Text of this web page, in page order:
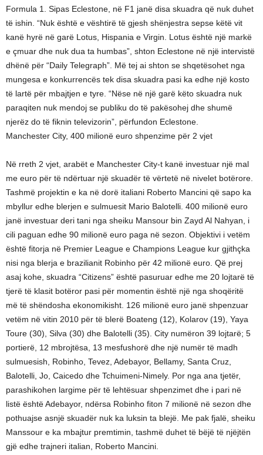
Formula 1. Sipas Eclestone, në F1 janë disa skuadra që nuk duhet
të ishin. “Nuk është e vështirë të gjesh shënjestra sepse këtë vit
kanë hyrë në garë Lotus, Hispania e Virgin. Lotus është një markë
e çmuar dhe nuk dua ta humbas”, shton Eclestone në një intervistë
dhënë për “Daily Telegraph”. Më tej ai shton se shqetësohet nga
mungesa e konkurrencës tek disa skuadra pasi ka edhe një kosto
të lartë për mbajtjen e tyre. “Nëse në një garë këto skuadra nuk
paraqiten nuk mendoj se publiku do të pakësohej dhe shumë
njerëz do të fiknin televizorin”, përfundon Eclestone.
Manchester City, 400 milionë euro shpenzime për 2 vjet
Në rreth 2 vjet, arabët e Manchester City-t kanë investuar një mal
me euro për të ndërtuar një skuadër të vërtetë në nivelet botërore.
Tashmë projektin e ka në dorë italiani Roberto Mancini që sapo ka
mbyllur edhe blerjen e sulmuesit Mario Balotelli. 400 milionë euro
janë investuar deri tani nga sheiku Mansour bin Zayd Al Nahyan, i
cili paguan edhe 90 milionë euro paga në sezon. Objektivi i vetëm
është fitorja në Premier League e Champions League kur gjithçka
nisi nga blerja e brazilianit Robinho për 42 milionë euro. Që prej
asaj kohe, skuadra “Citizens” është pasuruar edhe me 20 lojtarë të
tjerë të klasit botëror pasi për momentin është një nga shoqëritë
më të shëndosha ekonomikisht. 126 milionë euro janë shpenzuar
vetëm në vitin 2010 për të blerë Boateng (12), Kolarov (19), Yaya
Toure (30), Silva (30) dhe Balotelli (35). City numëron 39 lojtarë; 5
portierë, 12 mbrojtësa, 13 mesfushorë dhe një numër të madh
sulmuesish, Robinho, Tevez, Adebayor, Bellamy, Santa Cruz,
Balotelli, Jo, Caicedo dhe Tchuimeni-Nimely. Por nga ana tjetër,
parashikohen largime për të lehtësuar shpenzimet dhe i pari në
listë është Adebayor, ndërsa Robinho fiton 7 milionë në sezon dhe
pothuajse asnjë skuadër nuk ka luksin ta blejë. Me pak fjalë, sheiku
Manssour e ka mbajtur premtimin, tashmë duhet të bëjë të njëjtën
gjë edhe trajneri italian, Roberto Mancini.